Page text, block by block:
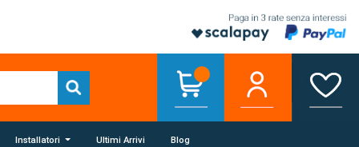
Installatori Ultimi Arrivi Blog